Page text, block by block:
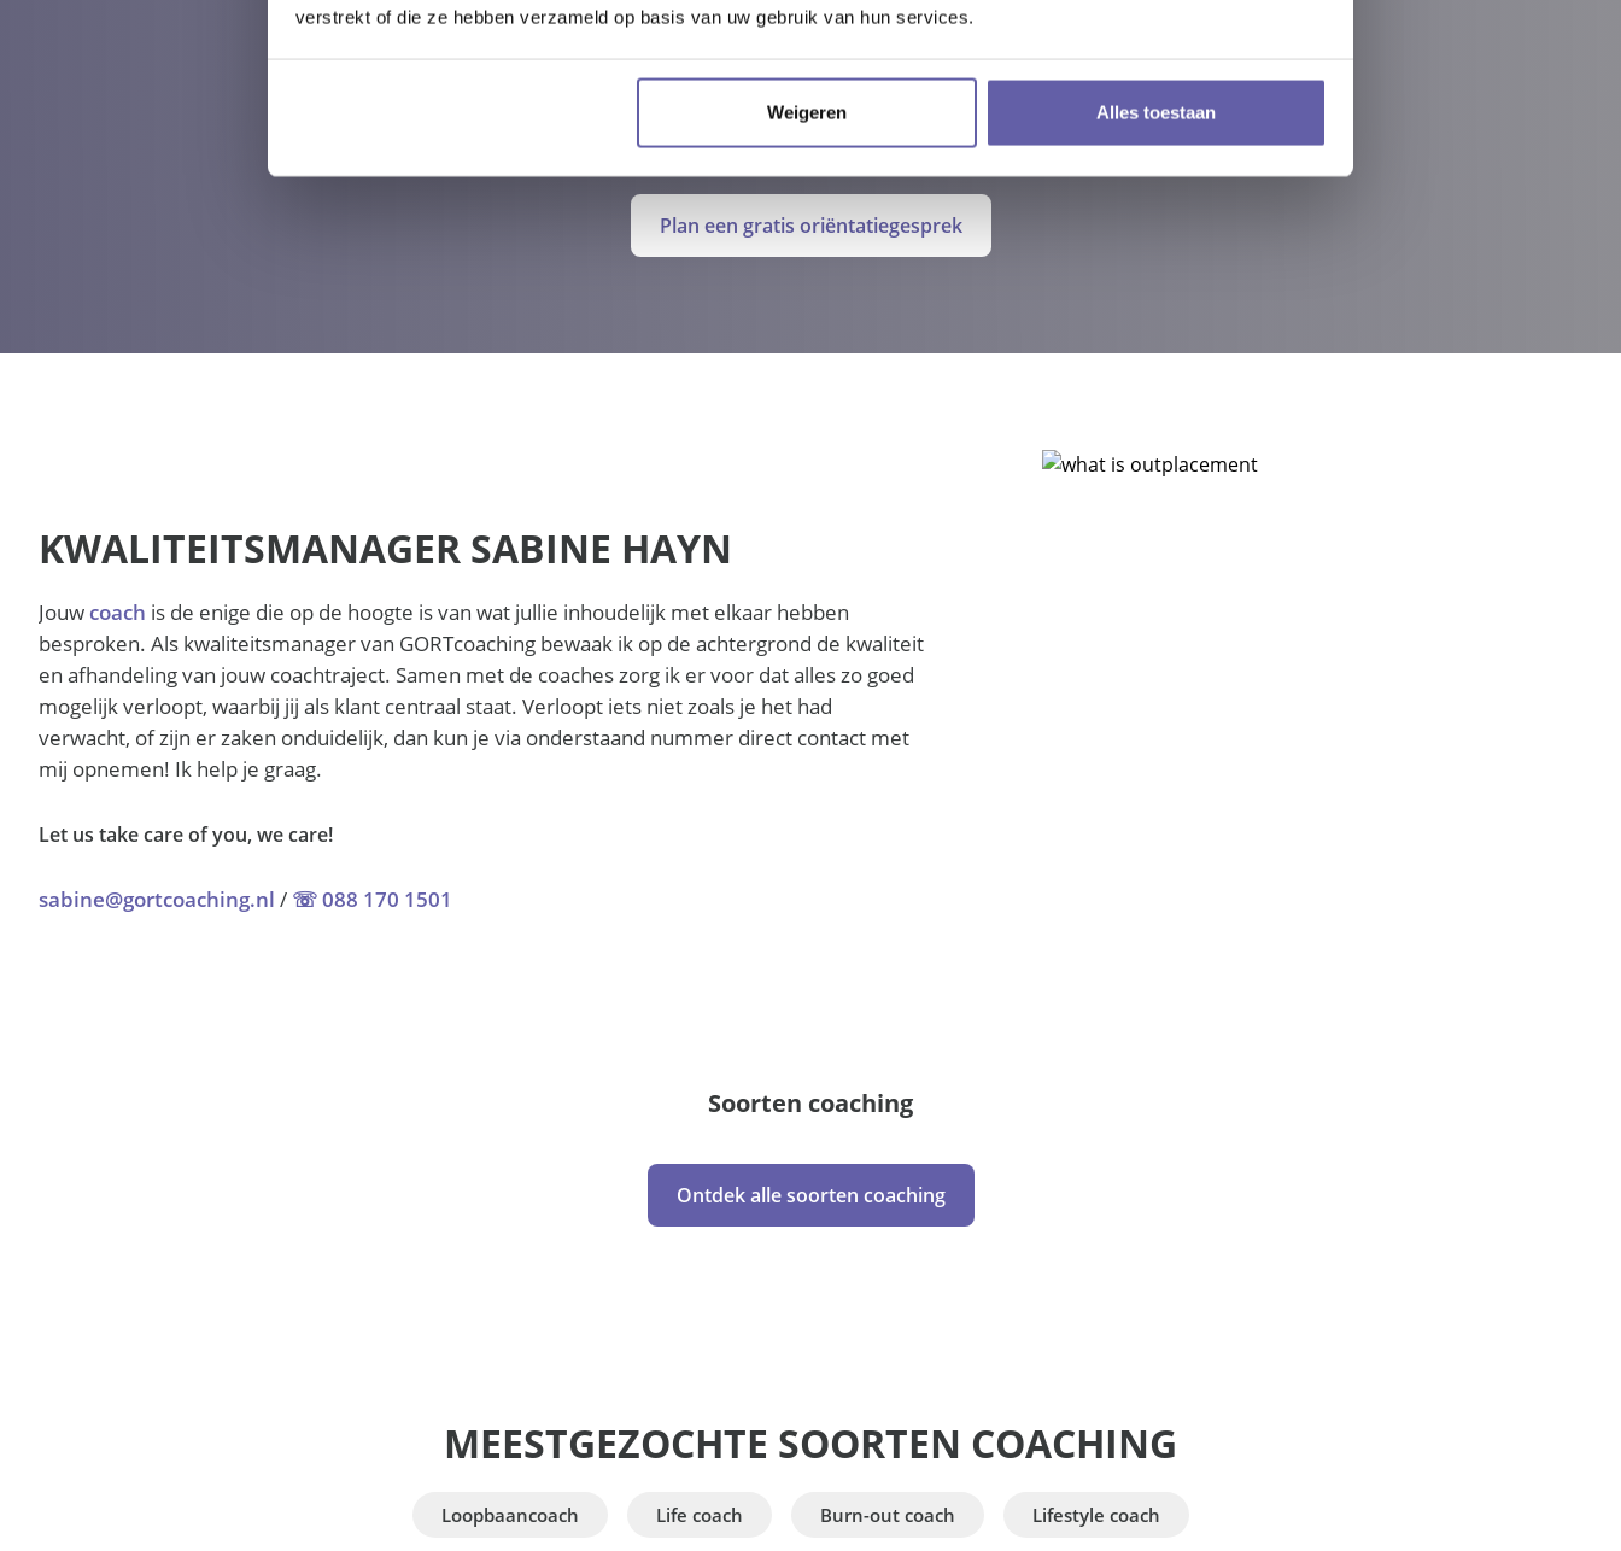
verstrekt of die ze hebben verzameld op basis van uw gebruik van hun services.
Weigeren Alles toestaan
PLAN EEN GRATIS ORIËNTATIEGESPREK
Plan een gratis oriëntatiegesprek
KWALITEITSMANAGER SABINE HAYN
Jouw coach is de enige die op de hoogte is van wat jullie inhoudelijk met elkaar hebben
besproken. Als kwaliteitsmanager van GORTcoaching bewaak ik op de achtergrond de kwaliteit
en afhandeling van jouw coachtraject. Samen met de coaches zorg ik er voor dat alles zo goed
mogelijk verloopt, waarbij jij als klant centraal staat. Verloopt iets niet zoals je het had
verwacht, of zijn er zaken onduidelijk, dan kun je via onderstaand nummer direct contact met
mij opnemen! Ik help je graag.
Let us take care of you, we care!
sabine@gortcoaching.nl / ☏ 088 170 1501
Soorten coaching
Ontdek alle soorten coaching
MEESTGEZOCHTE SOORTEN COACHING
Loopbaancoach Life coach Burn-out coach Lifestyle coach